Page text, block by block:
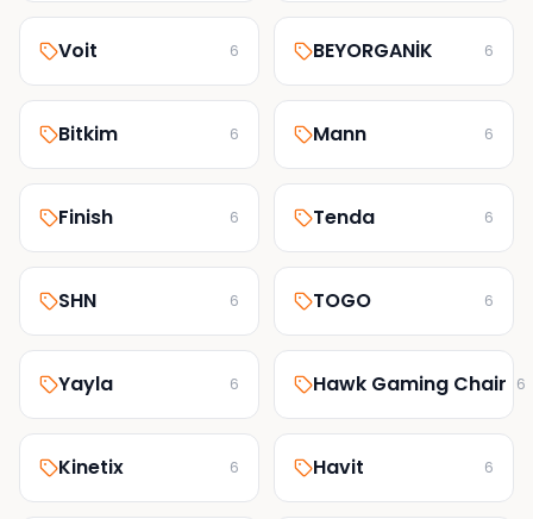
Voit 6 BEYORGANİK 6
Bitkim 6 Mann 6
Finish 6 Tenda 6
SHN 6 TOGO 6
Yayla 6 Hawk Gaming Chair 6
Kinetix 6 Havit 6